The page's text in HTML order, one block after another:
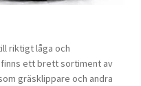
riktigt låga och
ett brett sortiment av
gräsklippare och andra